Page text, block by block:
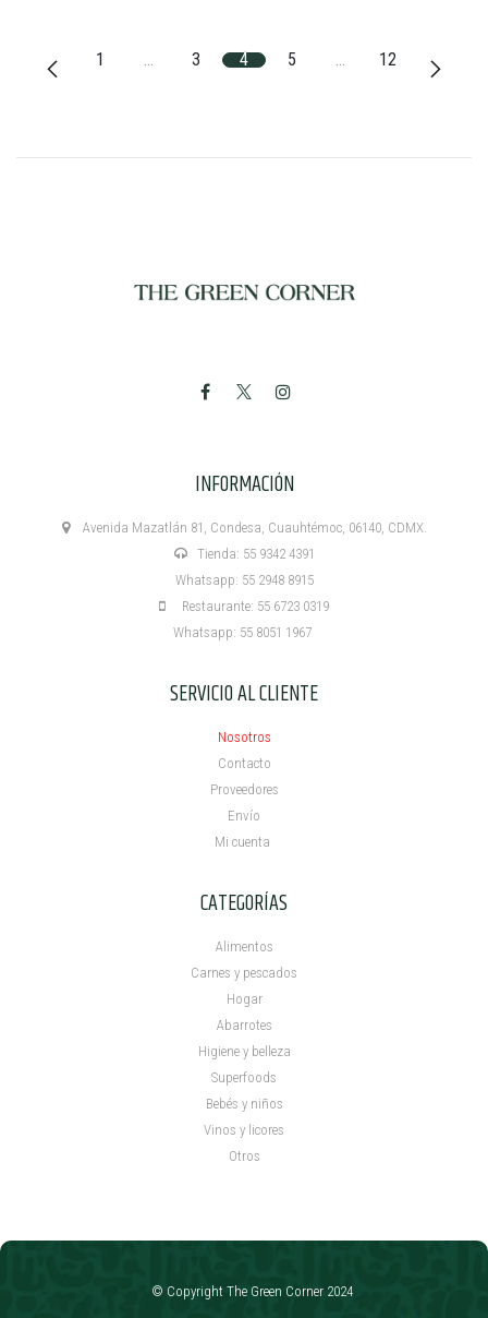
1 … 3 4 5 … 12
INFORMACIÓN
Avenida Mazatlán 81, Condesa, Cuauhtémoc, 06140, CDMX.
Tienda: 55 9342 4391
Whatsapp: 55 2948 8915
Restaurante: 55 6723 0319
Whatsapp: 55 8051 1967
SERVICIO AL CLIENTE
Nosotros
Contacto
Proveedores
Envío
Mi cuenta ​
CATEGORÍAS
Alimentos
Carnes y pescados
Hogar
Abarrotes
Higiene y belleza
Superfoods
Bebés y niños
Vinos y licores
Otros
© Copyright The Green Corner 2024